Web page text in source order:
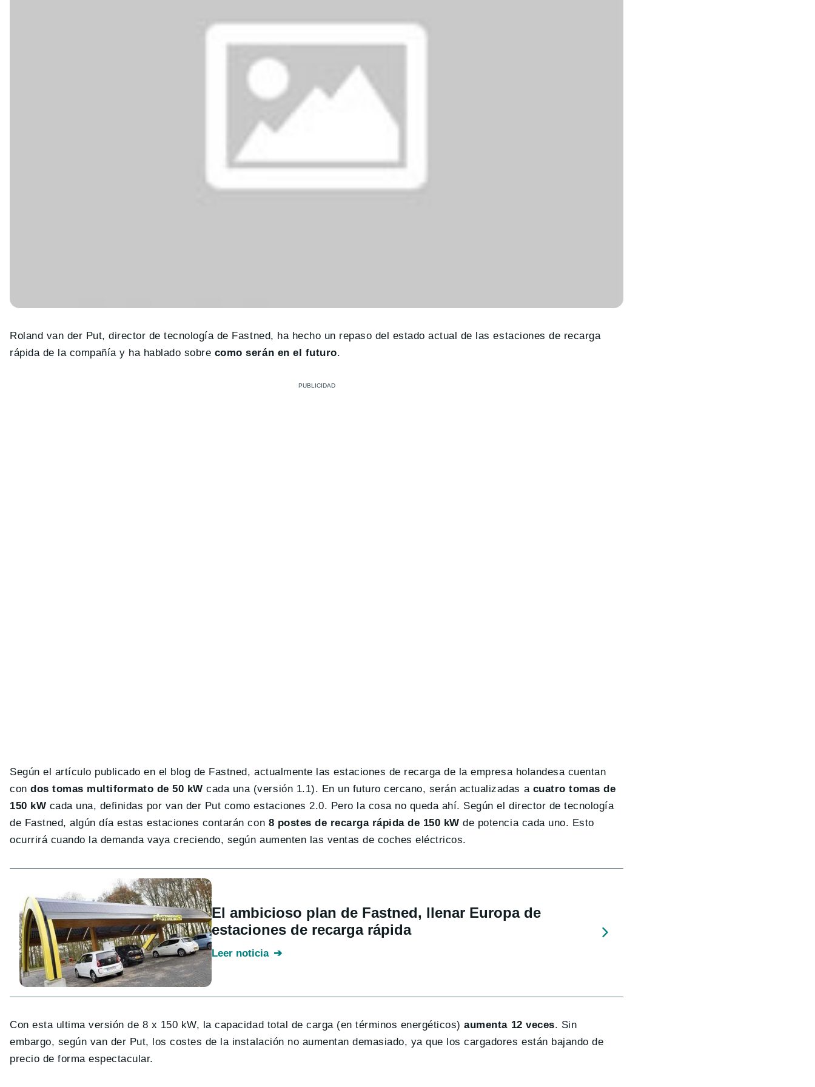
Roland van der Put, director de tecnología de Fastned, ha hecho un repaso del estado actual de las estaciones de recarga
rápida de la compañía y ha hablado sobre como serán en el futuro.
Según el artículo publicado en el blog de Fastned, actualmente las estaciones de recarga de la empresa holandesa cuentan
condos tomas multiformato de 50 kW cada una (versión 1.1). En un futuro cercano, serán actualizadas a cuatro tomas de
150 kW cada una, definidas por van der Put como estaciones 2.0. Pero la cosa no queda ahí. Según el director de tecnología
de Fastned, algún día estas estaciones contarán con 8 postes de recarga rápida de 150 kWde potencia cada uno. Esto
ocurrirá cuando la demanda vaya creciendo, según aumenten las ventas de coches eléctricos.
El ambicioso plan de Fastned, llenar Europa de
estaciones de recarga rápida
Leer noticia
Con esta ultima versión de 8 x 150 kW, la capacidad total de carga (en términos energéticos) aumenta 12 veces. Sin
embargo, según van der Put, los costes de la instalación no aumentan demasiado, ya que los cargadores están bajando de
precio de forma espectacular.